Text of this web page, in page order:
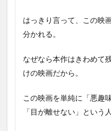
はっきり言って、この映
分かれる。
なぜなら本作はきわめて
けの映画だから。
この映画を単純に「悪趣
「目が離せない」という